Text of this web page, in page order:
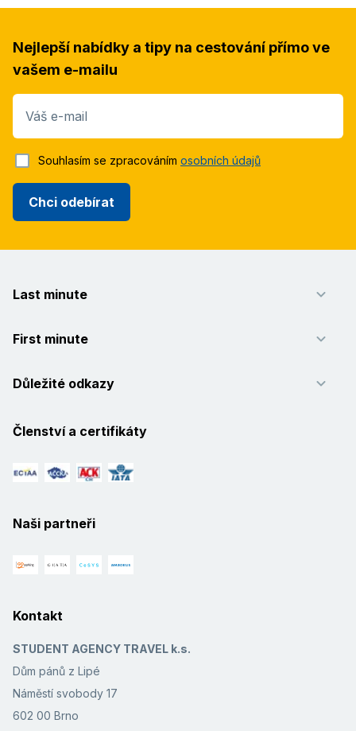
Nejlepší nabídky a tipy na cestování přímo ve
vašem e-mailu
Váš e-mail
Chci odebírat
Souhlasím se zpracováním osobních údajů
Last minute
First minute
Důležité odkazy
Členství a certifikáty
Naši partneři
Kontakt
STUDENT AGENCY TRAVEL k.s.
Dům pánů z Lipé
Náměstí svobody 17
602 00 Brno